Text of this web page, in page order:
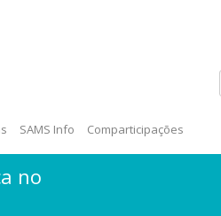
SAMS Info Comparticipações
no